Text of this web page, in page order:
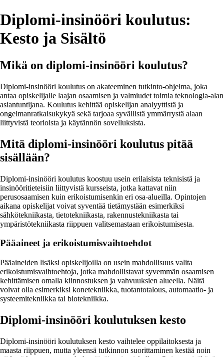
Diplomi-insinööri koulutus:
Kesto ja Sisältö
Mikä on diplomi-insinööri koulutus?
Diplomi-insinööri koulutus on akateeminen tutkinto-ohjelma, joka
antaa opiskelijalle laajan osaamisen ja valmiudet toimia teknologia-alan
asiantuntijana. Koulutus kehittää opiskelijan analyyttistä ja
ongelmanratkaisukykyä sekä tarjoaa syvällistä ymmärrystä alaan
liittyvistä teorioista ja käytännön sovelluksista.
Mitä diplomi-insinööri koulutus pitää
sisällään?
Diplomi-insinööri koulutus koostuu usein erilaisista teknisistä ja
insinööritieteisiin liittyvistä kursseista, jotka kattavat niin
perusosaamisen kuin erikoistumisenkin eri osa-alueilla. Opintojen
aikana opiskelijat voivat syventää tietämystään esimerkiksi
sähkötekniikasta, tietotekniikasta, rakennustekniikasta tai
ympäristötekniikasta riippuen valitsemastaan erikoistumisesta.
Pääaineet ja erikoistumisvaihtoehdot
Pääaineiden lisäksi opiskelijoilla on usein mahdollisuus valita
erikoistumisvaihtoehtoja, jotka mahdollistavat syvemmän osaamisen
kehittämisen omalla kiinnostuksen ja vahvuuksien alueella. Näitä
voivat olla esimerkiksi konetekniikka, tuotantotalous, automaatio- ja
systeemitekniikka tai biotekniikka.
Diplomi-insinööri koulutuksen kesto
Diplomi-insinööri koulutuksen kesto vaihtelee oppilaitoksesta ja
maasta riippuen, mutta yleensä tutkinnon suorittaminen kestää noin